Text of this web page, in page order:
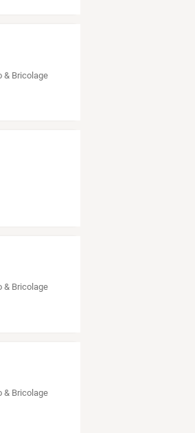
& Bricolage
& Bricolage
& Bricolage